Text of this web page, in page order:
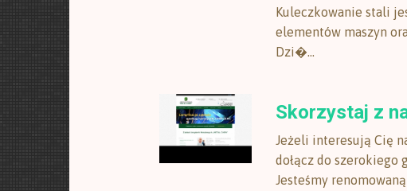
Kuleczkowanie stali
elementów maszyn
Dzi�...
Skorzystaj z
Jeżeli interesują Cię
dołącz do szerokiego
Jesteśmy